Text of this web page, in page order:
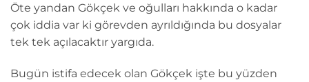
Öte yandan Gökçek ve oğulları hakkında o kadar
çok iddia var ki görevden ayrıldığında bu dosyalar
tek tek açılacaktır yargıda.
Bugün istifa edecek olan Gökçek işte bu yüzden